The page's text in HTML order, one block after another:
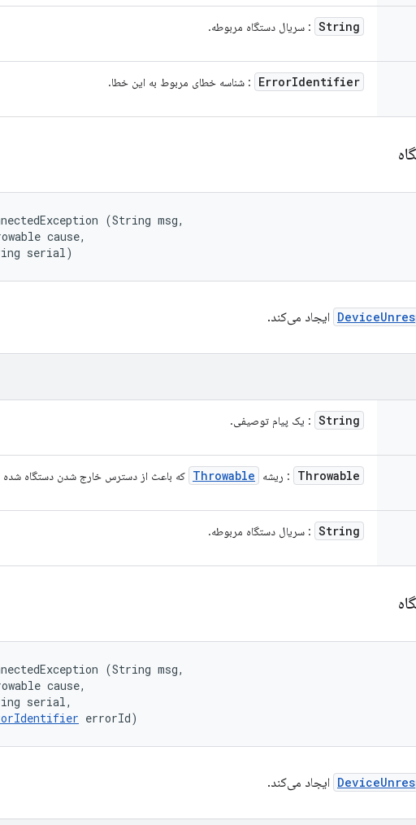
String : سریال دستگاه مربوطه.
ErrorIdentifier : شناسه خطای مربوط به این خطا.
(String msg,
cause,
serial)
ایجاد می‌کند.
String : یک پیام توصیفی.
Throwable : ریشه Throwable که باعث از دسترس خارج شدن دستگاه
String : سریال دستگاه مربوطه.
(String msg,
cause,
serial,
errorId)
ایجاد می‌کند.